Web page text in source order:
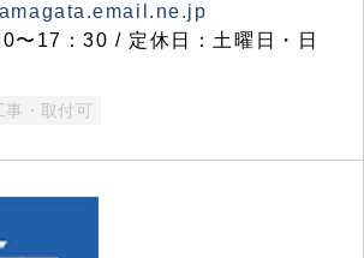
〜17：30 / 定休日：土曜日・日
事・取付可